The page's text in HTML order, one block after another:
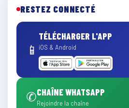
RESTEZ CONNECTÉ
📱
TÉLÉCHARGER L'APP
iOS & Android
✆CHAÎNE WHATSAPP
Rejoindre la chaîne